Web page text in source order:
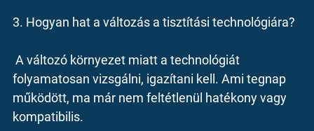
3. Hogyan hat a változás a tisztítási technológiára?
folyamatosan vizsgálni, igazítani kell. Ami tegnap
működött, ma már nem feltétlenül hatékony vagy
kompatibilis.